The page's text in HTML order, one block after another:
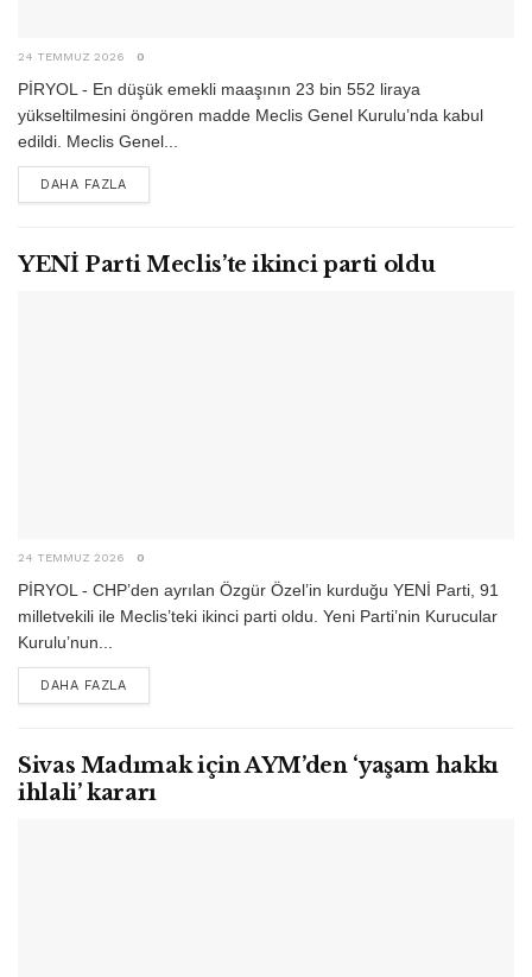
24 TEMMUZ 2026 0
PİRYOL - En düşük emekli maaşının 23 bin 552 liraya
yükseltilmesini öngören madde Meclis Genel Kurulu’nda kabul
edildi. Meclis Genel...
DAHA FAZLADETAILS
YENİ Parti Meclis’te ikinci parti oldu
24 TEMMUZ 2026 0
PİRYOL - CHP’den ayrılan Özgür Özel’in kurduğu YENİ Parti, 91
milletvekili ile Meclis’teki ikinci parti oldu. Yeni Parti’nin Kurucular
Kurulu’nun...
DAHA FAZLADETAILS
Sivas Madımak için AYM’den ‘yaşam hakkı
ihlali’ kararı